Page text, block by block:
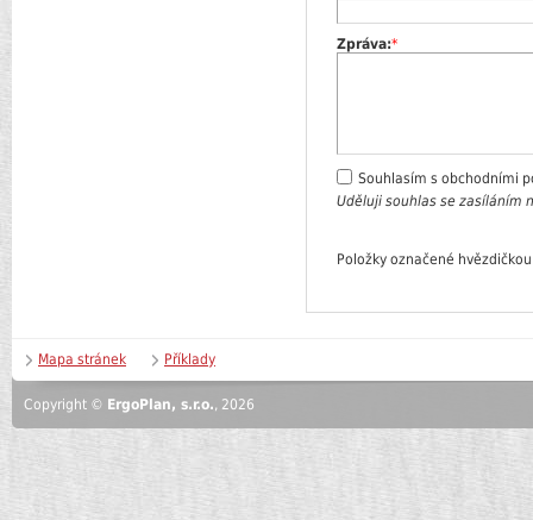
Zpráva:*
Souhlasím s obchodními
Uděluji souhlas se zasíláním
Položky označené
Mapa stránek Příklady
Copyright © ErgoPlan, s.r.o., 2026